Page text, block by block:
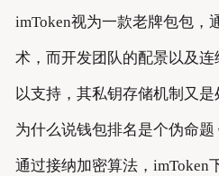
imToken视为一款老牌包包，
术，而开发团队的配景以及
以支持，其私钥存储机制又是
为什么说钱包排名是个伪命题
通过接纳加密算法，imToken